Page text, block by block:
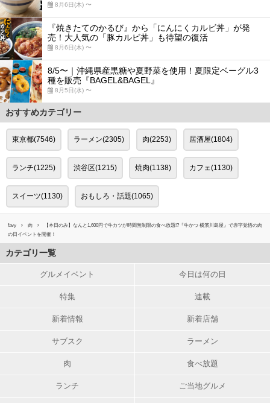
8月6日(木) 〜
『焼きたてのかるび』から「にんにくカルビ丼」が発
売！大人気の「豚カルビ丼」も待望の復活
8月6日(木) 〜
8/5〜｜沖縄県産黒糖や夏野菜を使用！夏限定ベーグル3
種を販売『BAGEL&BAGEL』
8月5日(水) 〜
おすすめカテゴリー
東京都(7546) ラーメン(2305) 肉(2253) 居酒屋(1804)
ランチ(1225) 渋谷区(1215) 焼肉(1138) カフェ(1130)
スイーツ(1130) おもしろ・話題(1065)
favy 肉
【本日のみ】なんと1,600円で牛カツが時間無制限の食べ放題!?『牛かつ 横濱川島屋』で赤字覚悟の肉
の日イベントを開催！
カテゴリ一覧
グルメイベント 今日は何の日
特集 連載
新着情報 新着店舗
サブスク ラーメン
肉 食べ放題
ランチ ご当地グルメ